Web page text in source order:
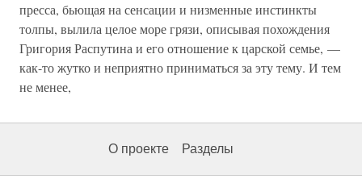
пресса, бьющая на сенсации и низменные инстинкты
толпы, вылила целое море грязи, описывая похождения
Григория Распутина и его отношение к царской семье, —
как-то жутко и неприятно приниматься за эту тему. И тем
не менее,
О проекте Разделы